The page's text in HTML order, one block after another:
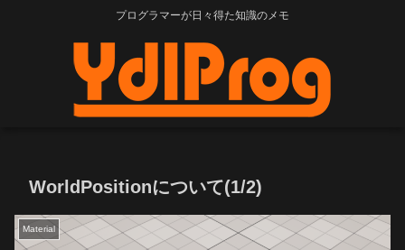
プログラマーが日々得た知識のメモ
WorldPositionについて(1/2)
Material